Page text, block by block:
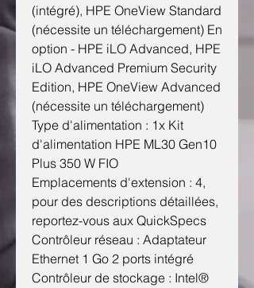
(intégré), HPE OneView Standard
(nécessite un téléchargement) En
option - HPE iLO Advanced, HPE
iLO Advanced Premium Security
Edition, HPE OneView Advanced
(nécessite un téléchargement)
Type d'alimentation : 1x Kit
d'alimentation HPE ML30 Gen10
Plus 350 W FIO
Emplacements d'extension : 4,
pour des descriptions détaillées,
reportez-vous aux QuickSpecs
Contrôleur réseau : Adaptateur
Ethernet 1 Go 2 ports intégré
Contrôleur de stockage : Intel®